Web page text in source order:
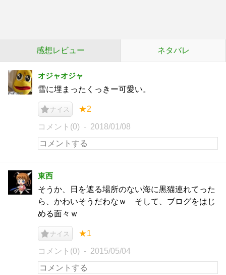
感想レビュー ネタバレ
オジャオジャ
雪に埋まったくっきー可愛い。
ナイス ★2
コメント(0) 2018/01/08
東西
そうか、日を遮る場所のない海に黒猫連れてった
ら、かわいそうだわなｗ そして、ブログをはじ
める面々ｗ
ナイス ★1
コメント(0) 2015/05/04